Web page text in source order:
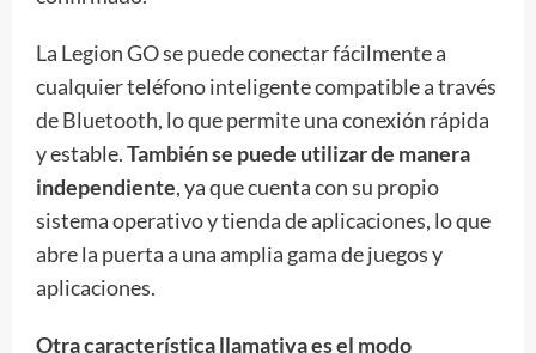
La Legion GO se puede conectar fácilmente a
cualquier teléfono inteligente compatible a través
de Bluetooth, lo que permite una conexión rápida
y estable.También se puede utilizar de manera
independiente, ya que cuenta con su propio
sistema operativo y tienda de aplicaciones, lo que
abre la puerta a una amplia gama de juegos y
aplicaciones.
Otra característica llamativa es el modo